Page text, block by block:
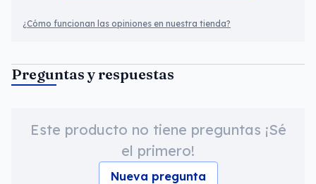
¿Cómo funcionan las opiniones en nuestra tienda?
Preguntas y respuestas
Este producto no tiene preguntas ¡Sé
el primero!
Nueva pregunta